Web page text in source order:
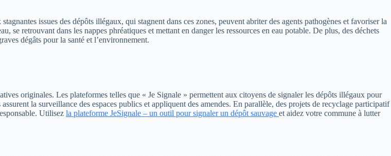
issues des dépôts illégaux, qui stagnent dans ces zones, peuvent abriter des agents pathogènes et favoriser la
se retrouvant dans les nappes phréatiques et mettant en danger les ressources en eau potable. De plus, des déchets
dégâts pour la santé et l’environnement.
originales. Les plateformes telles que « Je Signale » permettent aux citoyens de signaler les dépôts illégaux pour
la surveillance des espaces publics et appliquent des amendes. En parallèle, des projets de recyclage participatif
Utilisez la plateforme JeSignale – un outil pour signaler un dépôt sauvage et aidez votre commune à lutter